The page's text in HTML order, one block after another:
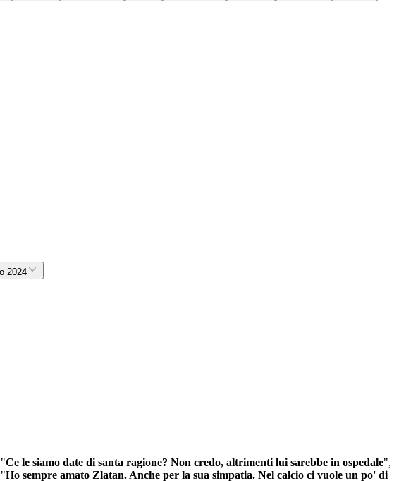
2024
Ce le siamo date di santa ragione? Non credo, altrimenti lui sarebbe in ospedale",
Ho sempre amato Zlatan. Anche per la sua simpatia. Nel calcio ci vuole un po' di